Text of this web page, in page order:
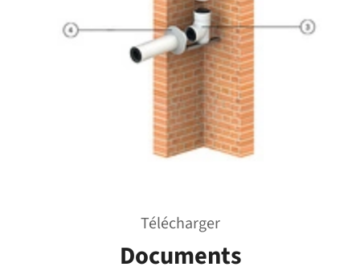
Télécharger
Documents